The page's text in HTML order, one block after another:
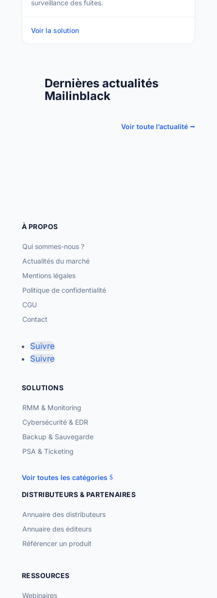
surveillance des fuites.
Voir la solution
Dernières actualités
Mailinblack
Voir toute l’actualité ⭢
À PROPOS
Qui sommes-nous ?
Actualités du marché
Mentions légales
Politique de confidentialité
CGU
Contact
Suivre
Suivre
SOLUTIONS
RMM & Monitoring
Cybersécurité & EDR
Backup & Sauvegarde
PSA & Ticketing
Voir toutes les catégories
DISTRIBUTEURS & PARTENAIRES
Annuaire des distributeurs
Annuaire des éditeurs
Référencer un produit
RESSOURCES
Webinaires